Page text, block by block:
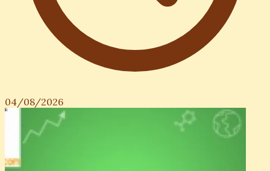
04/08/2026